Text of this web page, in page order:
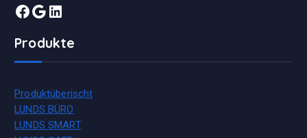
Facebook Google LinkedIn
Produkte
Produktüberischt
LUNDS BÜRO
LUNDS SMART